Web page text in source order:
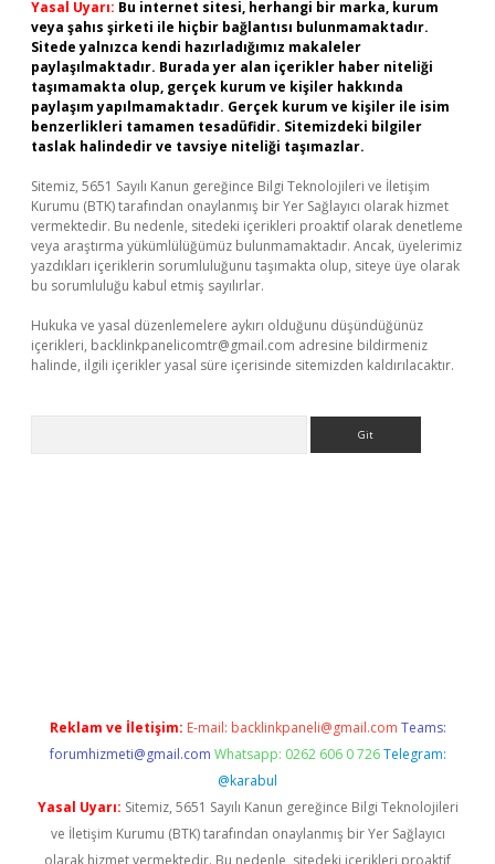
Yasal Uyarı: Bu internet sitesi, herhangi bir marka, kurum
veya şahıs şirketi ile hiçbir bağlantısı bulunmamaktadır.
Sitede yalnızca kendi hazırladığımız makaleler
paylaşılmaktadır. Burada yer alan içerikler haber niteliği
taşımamakta olup, gerçek kurum ve kişiler hakkında
paylaşım yapılmamaktadır. Gerçek kurum ve kişiler ile isim
benzerlikleri tamamen tesadüfidir. Sitemizdeki bilgiler
taslak halindedir ve tavsiye niteliği taşımazlar.
Sitemiz, 5651 Sayılı Kanun gereğince Bilgi Teknolojileri ve İletişim
Kurumu (BTK) tarafından onaylanmış bir Yer Sağlayıcı olarak hizmet
vermektedir. Bu nedenle, sitedeki içerikleri proaktif olarak denetleme
veya araştırma yükümlülüğümüz bulunmamaktadır. Ancak, üyelerimiz
yazdıkları içeriklerin sorumluluğunu taşımakta olup, siteye üye olarak
bu sorumluluğu kabul etmiş sayılırlar.
Hukuka ve yasal düzenlemelere aykırı olduğunu düşündüğünüz
içerikleri, backlinkpanelicomtr@gmail.com adresine bildirmeniz
halinde, ilgili içerikler yasal süre içerisinde sitemizden kaldırılacaktır.
Reklam ve İletişim: E-mail: backlinkpaneli@gmail.com Teams:
forumhizmeti@gmail.com Whatsapp: 0262 606 0 726 Telegram:
@karabul
Yasal Uyarı: Sitemiz, 5651 Sayılı Kanun gereğince Bilgi Teknolojileri
ve İletişim Kurumu (BTK) tarafından onaylanmış bir Yer Sağlayıcı
olarak hizmet vermektedir. Bu nedenle, sitedeki içerikleri proaktif